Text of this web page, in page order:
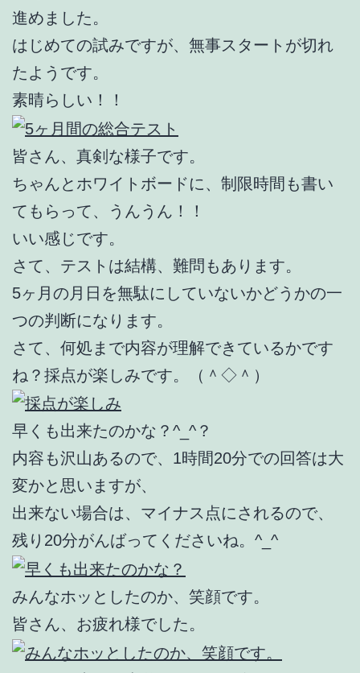
進めました。
はじめての試みですが、無事スタートが切れ
たようです。
素晴らしい！！
皆さん、真剣な様子です。
ちゃんとホワイトボードに、制限時間も書い
てもらって、うんうん！！
いい感じです。
さて、テストは結構、難問もあります。
5ヶ月の月日を無駄にしていないかどうかの一
つの判断になります。
さて、何処まで内容が理解できているかです
ね？採点が楽しみです。（＾◇＾）
早くも出来たのかな？^_^？
内容も沢山あるので、1時間20分での回答は大
変かと思いますが、
出来ない場合は、マイナス点にされるので、
残り20分がんばってくださいね。^_^
みんなホッとしたのか、笑顔です。
皆さん、お疲れ様でした。